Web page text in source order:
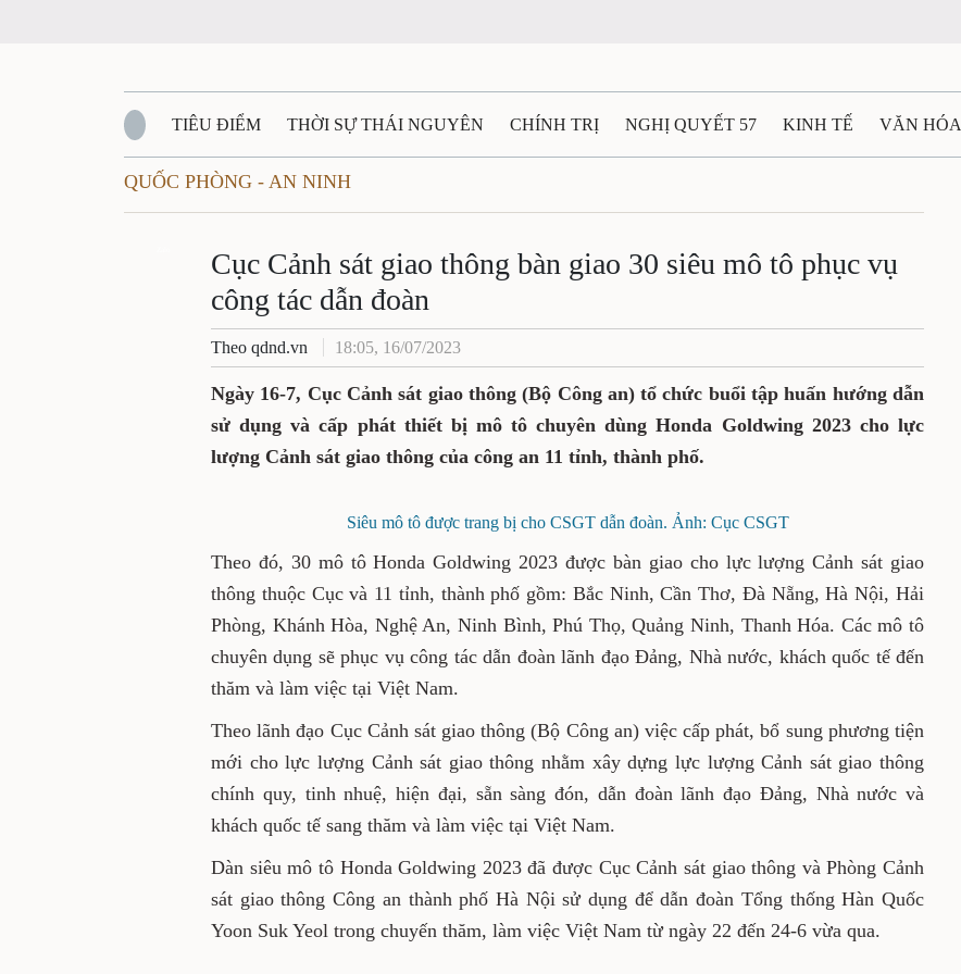
TIÊU ĐIỂM THỜI SỰ THÁI NGUYÊN CHÍNH TRỊ NGHỊ QUYẾT 57 KINH TẾ VĂN HÓA
QUỐC PHÒNG - AN NINH
QUÊ HƯƠNG - ĐẤT NƯỚC QUỐC TẾ TÀI NGUYÊN - MÔI TRƯỜNG THỂ THAO
VĂN BẢN, CHÍNH SÁCH MỚI
QUỐC PHÒNG - AN NINH
Cục Cảnh sát giao thông bàn giao 30 siêu mô tô phục vụ
công tác dẫn đoàn
Theo qdnd.vn 18:05, 16/07/2023
Ngày 16-7, Cục Cảnh sát giao thông (Bộ Công an) tổ chức buổi tập huấn hướng dẫn
sử dụng và cấp phát thiết bị mô tô chuyên dùng Honda Goldwing 2023 cho lực
lượng Cảnh sát giao thông của công an 11 tỉnh, thành phố.
Siêu mô tô được trang bị cho CSGT dẫn đoàn. Ảnh: Cục CSGT
Theo đó, 30 mô tô Honda Goldwing 2023 được bàn giao cho lực lượng Cảnh sát giao
thông thuộc Cục và 11 tỉnh, thành phố gồm: Bắc Ninh, Cần Thơ, Đà Nẵng, Hà Nội, Hải
Phòng, Khánh Hòa, Nghệ An, Ninh Bình, Phú Thọ, Quảng Ninh, Thanh Hóa. Các mô tô
chuyên dụng sẽ phục vụ công tác dẫn đoàn lãnh đạo Đảng, Nhà nước, khách quốc tế đến
thăm và làm việc tại Việt Nam.
Theo lãnh đạo Cục Cảnh sát giao thông (Bộ Công an) việc cấp phát, bổ sung phương tiện
mới cho lực lượng Cảnh sát giao thông nhằm xây dựng lực lượng Cảnh sát giao thông
chính quy, tinh nhuệ, hiện đại, sẵn sàng đón, dẫn đoàn lãnh đạo Đảng, Nhà nước và
khách quốc tế sang thăm và làm việc tại Việt Nam.
Dàn siêu mô tô Honda Goldwing 2023 đã được Cục Cảnh sát giao thông và Phòng Cảnh
sát giao thông Công an thành phố Hà Nội sử dụng để dẫn đoàn Tổng thống Hàn Quốc
Yoon Suk Yeol trong chuyến thăm, làm việc Việt Nam từ ngày 22 đến 24-6 vừa qua.